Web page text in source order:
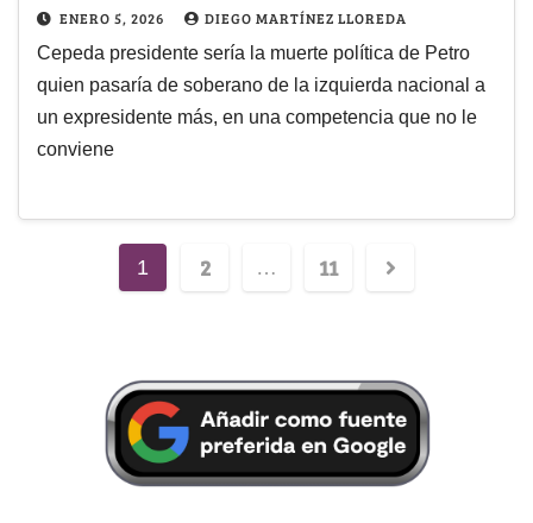
ENERO 5, 2026 DIEGO MARTÍNEZ LLOREDA
Cepeda presidente sería la muerte política de Petro
quien pasaría de soberano de la izquierda nacional a
un expresidente más, en una competencia que no le
conviene
1 2 … 11